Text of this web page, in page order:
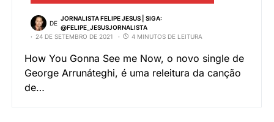
DE
JORNALISTA FELIPE JESUS | SIGA:
@FELIPE_JESUSJORNALISTA
24 DE SETEMBRO DE 2021
4 MINUTOS DE LEITURA
How You Gonna See me Now, o novo single de
George Arrunáteghi, é uma releitura da canção
de…